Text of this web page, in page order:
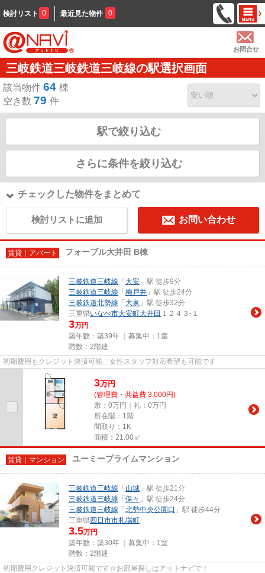
検討リスト 0 最近見た物件 0
お問合せ
三岐鉄道三岐鉄道三岐線の駅選択画面
該当物件 64 棟
空き数 79 件
駅で絞り込む
さらに条件を絞り込む
チェックした物件をまとめて
検討リストに追加 お問い合わせ
賃貸｜アパート フォーブル大井田 B棟
三岐鉄道三岐線 「 大安 」駅 徒歩9分
三岐鉄道三岐線 「 梅戸井 」駅 徒歩24分
三岐鉄道北勢線 「 大泉 」駅 徒歩32分
三重県いなべ市大安町大井田 １２４３-１
3万円
築年数：築39年 ｜募集中： 1室
階数：2階建
初期費用もクレジット決済可能、女性スタッフ対応希望も可能です
3万円
(管理費・共益費 3,000円)
敷：0万円｜礼：0万円
所在階：1階
間取り：1K
面積：21.00㎡
賃貸｜マンション ユーミープライムマンション
三岐鉄道三岐線 「 山城 」駅 徒歩21分
三岐鉄道三岐線 「 保々 」駅 徒歩24分
三岐鉄道三岐線 「 北勢中央公園口 」駅 徒歩44分
三重県四日市市札場町
3.5万円
築年数：築30年 ｜募集中： 1室
階数：2階建
初期費用クレジット決済可能です☆お部屋探しはアットナビで！